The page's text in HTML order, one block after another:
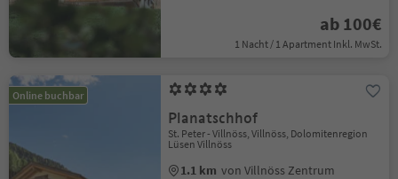
ab 100€
1 Nacht / 1 Apartment Inkl. MwSt.
Online buchbar
Planatschhof
St. Peter - Villnöss, Villnöss, Dolomitenregion
Lüsen Villnöss
1.1 km von Villnöss Zentrum